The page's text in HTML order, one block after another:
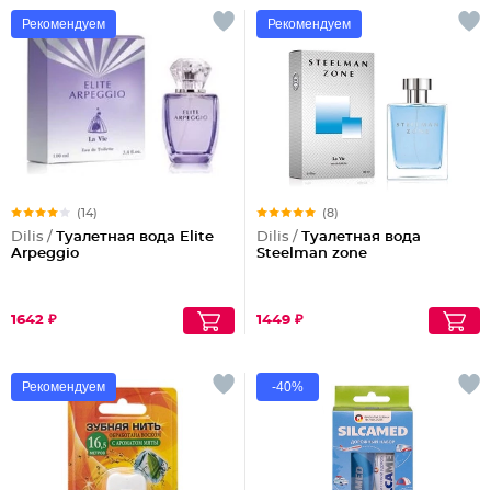
Рекомендуем
(14)
Dilis / Туалетная вода Elite
Arpeggio
1642 ₽
Рекомендуем
(8)
Dilis / Туалетная вода
Steelman zone
1449 ₽
Рекомендуем -40%